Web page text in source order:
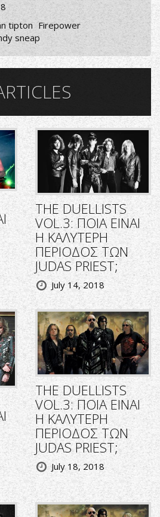
tipton Firepower
sneap
THE DUELLISTS
VOL.3: ΠΟΙΑ ΕΙΝΑΙ
Η ΚΑΛΥΤΕΡΗ
ΠΕΡΙΟΔΟΣ ΤΩΝ
JUDAS PRIEST;
July 14, 2018
THE DUELLISTS
VOL.3: ΠΟΙΑ ΕΙΝΑΙ
Η ΚΑΛΥΤΕΡΗ
ΠΕΡΙΟΔΟΣ ΤΩΝ
JUDAS PRIEST;
July 18, 2018